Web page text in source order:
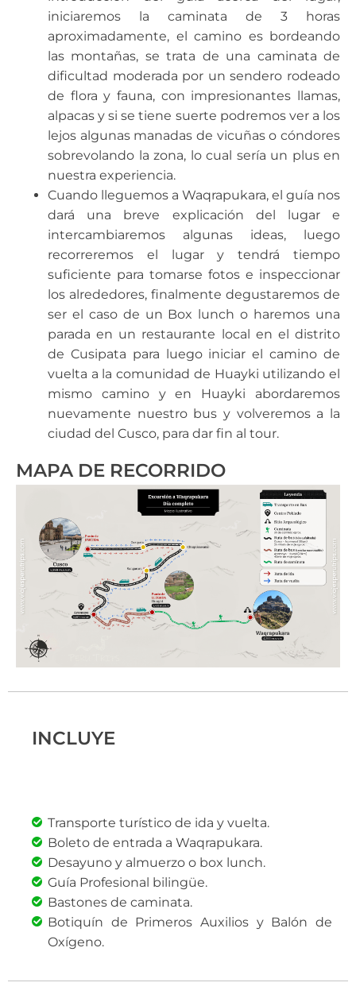
iniciaremos la caminata de 3 horas
aproximadamente, el camino es bordeando
las montañas, se trata de una caminata de
dificultad moderada por un sendero rodeado
de flora y fauna, con impresionantes llamas,
alpacas y si se tiene suerte podremos ver a los
lejos algunas manadas de vicuñas o cóndores
sobrevolando la zona, lo cual sería un plus en
nuestra experiencia.
Cuando lleguemos a Waqrapukara, el guía nos
dará una breve explicación del lugar e
intercambiaremos algunas ideas, luego
recorreremos el lugar y tendrá tiempo
suficiente para tomarse fotos e inspeccionar
los alrededores, finalmente degustaremos de
ser el caso de un Box lunch o haremos una
parada en un restaurante local en el distrito
de Cusipata para luego iniciar el camino de
vuelta a la comunidad de Huayki utilizando el
mismo camino y en Huayki abordaremos
nuevamente nuestro bus y volveremos a la
ciudad del Cusco, para dar fin al tour.
MAPA DE RECORRIDO
INCLUYE
Transporte turístico de ida y vuelta.
Boleto de entrada a Waqrapukara.
Desayuno y almuerzo o box lunch.
Guía Profesional bilingüe.
Bastones de caminata.
Botiquín de Primeros Auxilios y Balón de
Oxígeno.